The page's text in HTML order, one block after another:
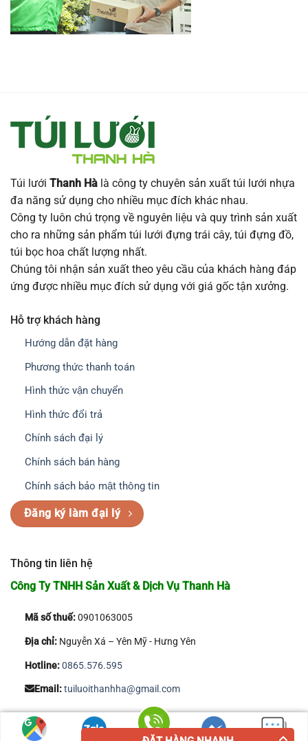
Túi lưới Thanh Hà là công ty chuyên sản xuất túi lưới nhựa
đa năng sử dụng cho nhiều mục đích khác nhau.
Công ty luôn chú trọng về nguyên liệu và quy trình sản xuất
cho ra những sản phẩm túi lưới đựng trái cây, túi đựng đồ,
túi bọc hoa chất lượng nhất.
Chúng tôi nhận sản xuất theo yêu cầu của khách hàng đáp
ứng được nhiều mục đích sử dụng với giá gốc tận xưởng.
Hỗ trợ khách hàng
Hướng dẫn đặt hàng
Phương thức thanh toán
Hình thức vận chuyển
Hình thức đổi trả
Chính sách đại lý
Chính sách bán hàng
Chính sách bảo mật thông tin
Đăng ký làm đại lý
Thông tin liên hệ
Công Ty TNHH Sản Xuất & Dịch Vụ Thanh Hà
Mã số thuế:0901063005
Địa chỉ:Nguyễn Xá – Yên Mỹ - Hưng Yên
Hotline:0865.576.595
Email:tuiluoithanhha@gmail.com
Copyright 2026 © Công Ty TNHH Sản Xuất & Dịch Vụ Thanh Hà